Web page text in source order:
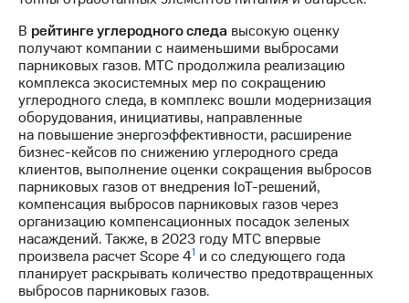
Описание
Уведомление
о
погашении
именных
облигаций
Другое
Регистратор
Реквизиты
Контакты
развитие
деловая этика
На главную
В рейтинге углеродного следа высокую оценку
получают компании с наименьшими выбросами
парниковых газов. МТС продолжила реализацию
комплекса экосистемных мер по сокращению
углеродного следа, в комплекс вошли модернизация
оборудования, инициативы, направленные
на повышение энергоэффективности, расширение
бизнес-кейсов по снижению углеродного среда
клиентов, выполнение оценки сокращения выбросов
парниковых газов от внедрения IoT-решений,
компенсация выбросов парниковых газов через
организацию компенсационных посадок зеленых
насаждений. Также, в 2023 году МТС впервые
произвела расчет Scope 41 и со следующего года
планирует раскрывать количество предотвращенных
выбросов парниковых газов.